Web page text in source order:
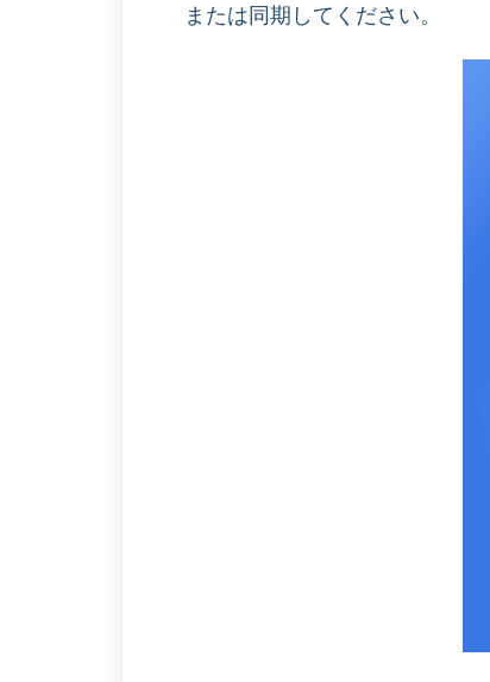
または同期してください。